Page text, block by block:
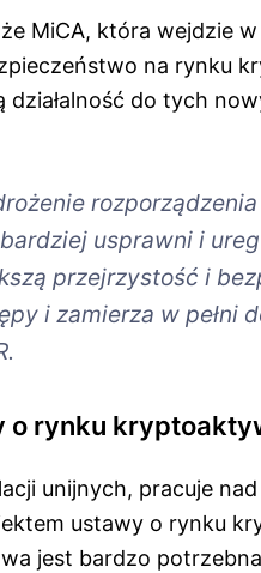
MiCA, która wejdzie
na rynku
działalność do tych
usprawni i
przejrzystość i
i zamierza w pełni
o rynku
unijnych, pracuje
ustawy o rynku
jest bardzo